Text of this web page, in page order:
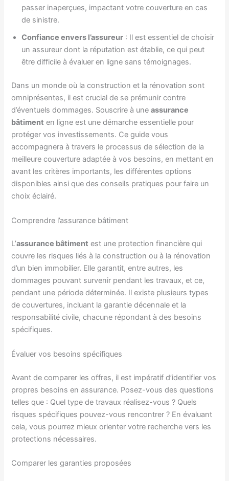
passer inaperçues, impactant votre couverture en cas
de sinistre.
Confiance envers l’assureur : Il est essentiel de choisir
un assureur dont la réputation est établie, ce qui peut
être difficile à évaluer en ligne sans témoignages.
Dans un monde où la construction et la rénovation sont
omniprésentes, il est crucial de se prémunir contre
d’éventuels dommages. Souscrire à uneassurance
bâtiment en ligne est une démarche essentielle pour
protéger vos investissements. Ce guide vous
accompagnera à travers le processus de sélection de la
meilleure couverture adaptée à vos besoins, en mettant en
avant les critères importants, les différentes options
disponibles ainsi que des conseils pratiques pour faire un
choix éclairé.
Comprendre l’assurance bâtiment
L’assurance bâtiment est une protection financière qui
couvre les risques liés à la construction ou à la rénovation
d’un bien immobilier. Elle garantit, entre autres, les
dommages pouvant survenir pendant les travaux, et ce,
pendant une période déterminée. Il existe plusieurs types
de couvertures, incluant la garantie décennale et la
responsabilité civile, chacune répondant à des besoins
spécifiques.
Évaluer vos besoins spécifiques
Avant de comparer les offres, il est impératif d’identifier vos
propres besoins en assurance. Posez-vous des questions
telles que : Quel type de travaux réalisez-vous ? Quels
risques spécifiques pouvez-vous rencontrer ? En évaluant
cela, vous pourrez mieux orienter votre recherche vers les
protections nécessaires.
Comparer les garanties proposées